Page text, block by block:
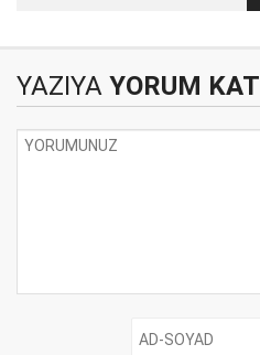
YAZIYA YORUM KAT